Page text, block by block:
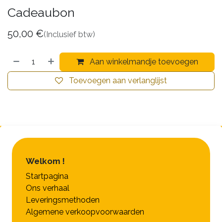
Cadeaubon
50,00 €(Inclusief btw)
Aan winkelmandje toevoegen
Toevoegen aan verlanglijst
Welkom !
Startpagina
Ons verhaal
Leveringsmethoden
Algemene verkoopvoorwaarden